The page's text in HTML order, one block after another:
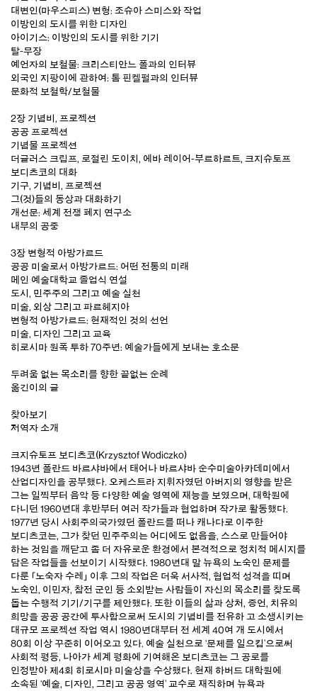
대변인(마우스피스) 변형: 조슈아 스미스와 작업
이방인의 도시를 위한 디자인
아이기스: 이방인의 도시를 위한 기기
탈-무장
예언자의 보철물: 크리스티안느 폴과의 인터뷰
외국인 지팡이에 관하여: 톰 핀켈펄과의 인터뷰
문화적 보철학/보철물
2장 기념비, 프로젝션
공공 프로젝션
기념물 프로젝션
더글러스 크림프, 로절린 도이치, 에바 레이어-부르하르트, 크지슈토프
보디츠코의 대화
기구, 기념비, 프로젝션
그(것)들의 동상과 대화하기
개선문: 세계 전쟁 폐지 연구소
내부의 공중
3장 변형적 아방가르드
공공 미술로서 아방가르드: 어떤 전통의 미래
메인 예술대학교 졸업식 연설
도시, 민주주의 그리고 예술 실천
미술, 외상 그리고 파르헤지아
변형적 아방가르드: 현재적인 것의 선언
미술, 디자인 그리고 교육
히로시마 원폭 투하 70주년: 예술가들에게 보내는 호소문
두려움 없는 목소리를 향한 끝없는 순례
옮긴이의 글
찾아보기
저역자 소개
크지슈토프 보디츠코(Krzysztof Wodiczko)
1943년 폴란드 바르샤바에서 태어나 바르샤바 순수미술아카데미에서
산업디자인을 공부했다. 오케스트라 지휘자였던 아버지의 영향을 받은
그는 일찍부터 음악 등 다양한 예술 영역에 재능을 보였으며, 대학원에
다니던 1960년대 후반부터 여러 작가들과 협업하며 작가로 활동했다.
1977년 당시 사회주의국가였던 폴란드를 떠나 캐나다로 이주한
보디츠코는, 그가 찾던 민주주의는 어디에도 없음을, 스스로 만들어야
하는 것임을 깨닫고 좀 더 자유로운 환경에서 본격적으로 정치적 메시지를
담은 작업들을 선보이기 시작했다. 1980년대 말 뉴욕의 노숙인 문제를
다룬 「노숙자 수레」 이후 그의 작업은 더욱 서사적, 협업적 성격을 띠며
노숙인, 이민자, 참전 군인 등 소외받는 사람들이 자신의 목소리를 찾도록
돕는 수행적 기기/기구를 제안했다. 또한 이들의 삶과 상처, 증언, 치유의
희망을 공공 공간에 투사함으로써 도시의 기념비를 전유하 고 소생시키는
대규모 프로젝션 작업 역시 1980년대부터 전 세계 40여 개 도시에서
80회 이상 꾸준히 이어오고 있다. 예술 실천으로 ‘문제를 일으킴’으로써
사회적 평등, 나아가 세계 평화에 기여해온 보디츠코는 그 공로를
인정받아 제4회 히로시마 미술상을 수상했다. 현재 하버드 대학원에
소속된 ‘예술, 디자인, 그리고 공공 영역’ 교수로 재직하며 뉴욕과